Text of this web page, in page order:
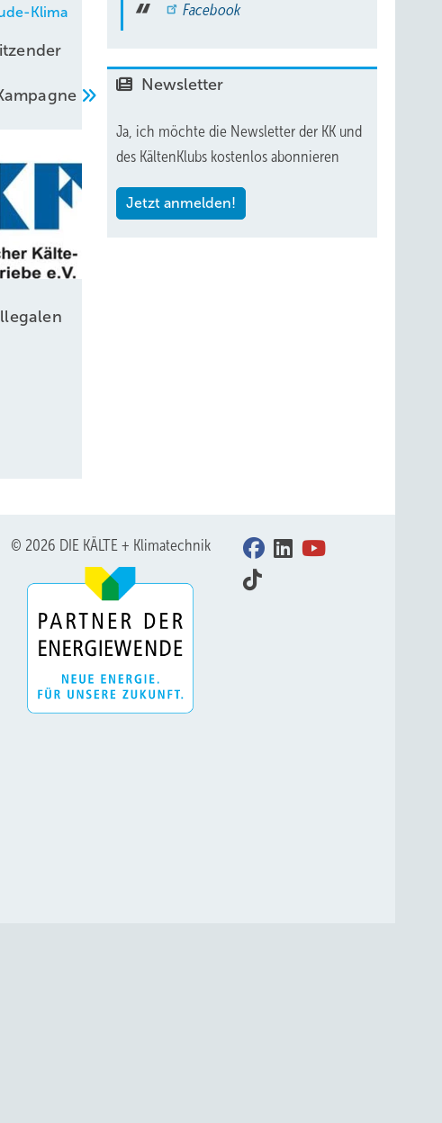
Klima
Facebook
Newsletter
Ja, ich möchte die Newsletter der KK und
des KältenKlubs kostenlos abonnieren
Jetzt anmelden!
© 2026 DIE KÄLTE + Klimatechnik